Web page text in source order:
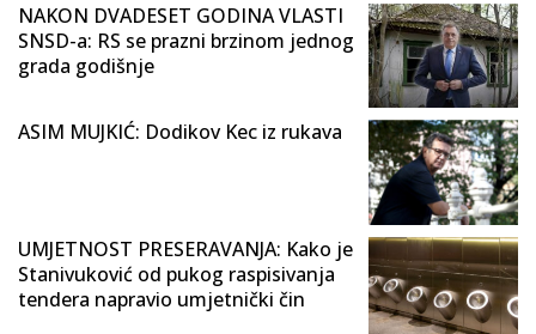
NAKON DVADESET GODINA VLASTI
SNSD-a: RS se prazni brzinom jednog
grada godišnje
ASIM MUJKIĆ: Dodikov Kec iz rukava
UMJETNOST PRESERAVANJA: Kako je
Stanivuković od pukog raspisivanja
tendera napravio umjetnički čin